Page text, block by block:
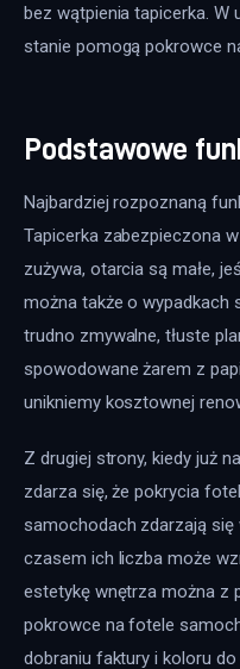
bez wątpienia tapicerka. W
stanie pomogą pokrowce
Podstawowe
Najbardziej rozpoznaną
Tapicerka zabezpieczona
zużywa, otarcia są małe,
można także o wypadkach
trudno zmywalne, tłuste
spowodowane żarem z
unikniemy kosztownej
Z drugiej strony, kiedy już
zdarza się, że pokrycia
samochodach zdarzają się
czasem ich liczba może
estetykę wnętrza można z
pokrowce na fotele
dobraniu faktury i koloru